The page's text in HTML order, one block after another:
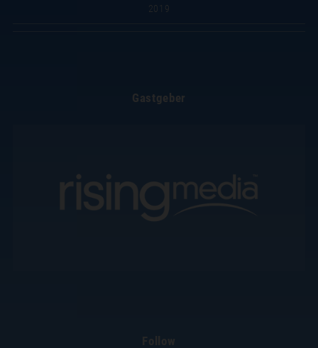
2019
Gastgeber
Follow